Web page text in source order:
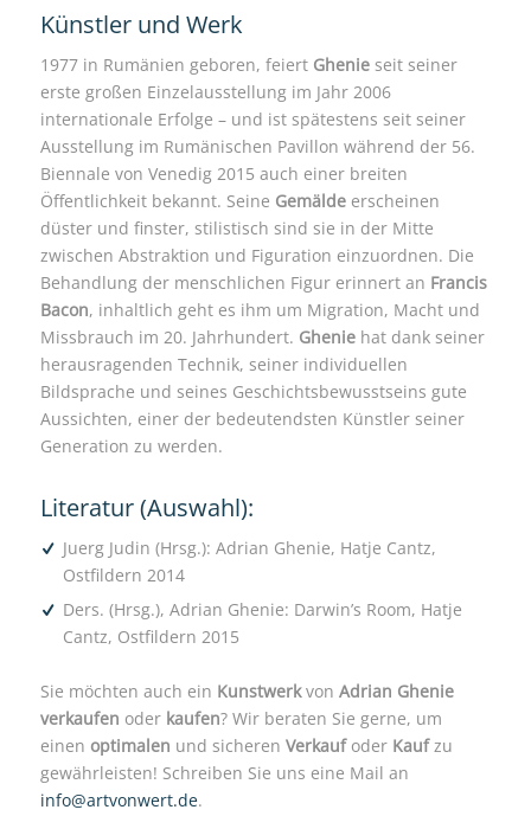
Künstler und Werk
1977 in Rumänien geboren, feiert Ghenieseit seiner
erste großen Einzelausstellung im Jahr 2006
internationale Erfolge – und ist spätestens seit seiner
Ausstellung im Rumänischen Pavillon während der 56.
Biennale von Venedig 2015 auch einer breiten
Öffentlichkeit bekannt. Seine Gemäldeerscheinen
düster und finster, stilistisch sind sie in der Mitte
zwischen Abstraktion und Figuration einzuordnen. Die
Behandlung der menschlichen Figur erinnert an Francis
Bacon, inhaltlich geht es ihm um Migration, Macht und
Missbrauch im 20. Jahrhundert. Gheniehat dank seiner
herausragenden Technik, seiner individuellen
Bildsprache und seines Geschichtsbewusstseins gute
Aussichten, einer der bedeutendsten Künstler seiner
Generation zu werden.
Literatur (Auswahl):
Juerg Judin (Hrsg.): Adrian Ghenie, Hatje Cantz,
Ostfildern 2014
Ders. (Hrsg.), Adrian Ghenie: Darwin’s Room, Hatje
Cantz, Ostfildern 2015
Sie möchten auch ein Kunstwerkvon Adrian Ghenie
verkaufen oder kaufen? Wir beraten Sie gerne, um
einen optimalen und sicheren Verkaufoder Kaufzu
gewährleisten! Schreiben Sie uns eine Mail an
info@artvonwert.de.